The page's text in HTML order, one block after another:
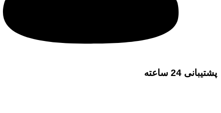
پشتیبانی 24 ساعته